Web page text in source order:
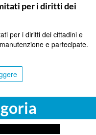
per i diritti dei
per i diritti dei cittadini e
e partecipate.